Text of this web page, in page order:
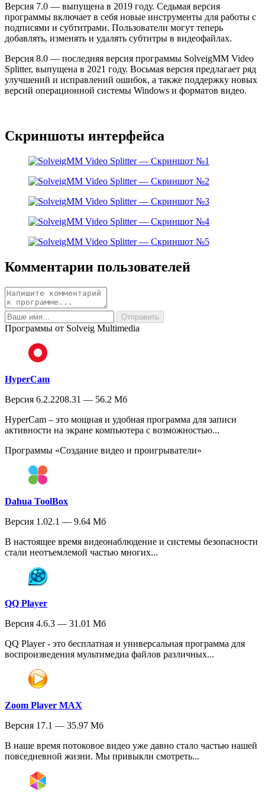
Версия 7.0 — выпущена в 2019 году. Седьмая версия
программы включает в себя новые инструменты для работы с
подписями и субтитрами. Пользователи могут теперь
добавлять, изменять и удалять субтитры в видеофайлах.
Версия 8.0 — последняя версия программы SolveigMM Video
Splitter, выпущена в 2021 году. Восьмая версия предлагает ряд
улучшений и исправлений ошибок, а также поддержку новых
версий операционной системы Windows и форматов видео.
Скриншоты интерфейса
Комментарии пользователей
Программы от Solveig Multimedia
HyperCam
Версия 6.2.2208.31 — 56.2 Мб
HyperCam – это мощная и удобная программа для записи
активности на экране компьютера с возможностью...
Программы «Создание видео и проигрыватели»
Dahua ToolBox
Версия 1.02.1 — 9.64 Мб
В настоящее время видеонаблюдение и системы безопасности
стали неотъемлемой частью многих...
QQ Player
Версия 4.6.3 — 31.01 Мб
QQ Player - это бесплатная и универсальная программа для
воспроизведения мультимедиа файлов различных...
Zoom Player MAX
Версия 17.1 — 35.97 Мб
В наше время потоковое видео уже давно стало частью нашей
повседневной жизни. Мы привыкли смотреть...